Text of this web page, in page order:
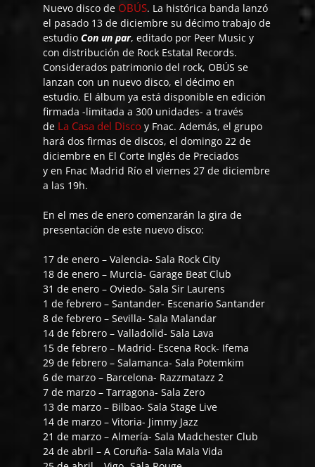
Nuevo disco de OBÚS. La histórica banda lanzó
el pasado 13 de diciembre su décimo trabajo de
estudioCon un par, editado por Peer Music y
con distribución de Rock Estatal Records.
Considerados patrimonio del rock, OBÚS se
lanzan con un nuevo disco, el décimo en
estudio. El álbum ya está disponible en edición
firmada -limitada a 300 unidades- a través
de La Casa del Disco y Fnac. Además, el grupo
hará dos firmas de discos, el domingo 22 de
diciembre en El Corte Inglés de Preciados
y en Fnac Madrid Río el viernes 27 de diciembre
a las 19h.
En el mes de enero comenzarán la gira de
presentación de este nuevo disco:
17 de enero – Valencia- Sala Rock City
18 de enero – Murcia- Garage Beat Club
31 de enero – Oviedo- Sala Sir Laurens
1 de febrero – Santander- Escenario Santander
8 de febrero – Sevilla- Sala Malandar
14 de febrero – Valladolid- Sala Lava
15 de febrero – Madrid- Escena Rock- Ifema
29 de febrero – Salamanca- Sala Potemkim
6 de marzo – Barcelona- Razzmatazz 2
7 de marzo – Tarragona- Sala Zero
13 de marzo – Bilbao- Sala Stage Live
14 de marzo – Vitoria- Jimmy Jazz
21 de marzo – Almería- Sala Madchester Club
24 de abril – A Coruña- Sala Mala Vida